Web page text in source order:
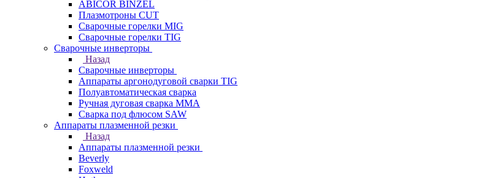
ABICOR BINZEL
Плазмотроны CUT
Сварочные горелки MIG
Сварочные горелки TIG
Сварочные инверторы
Назад
Сварочные инверторы
Аппараты аргонодуговой сварки TIG
Полуавтоматическая сварка
Ручная дуговая сварка MMA
Сварка под флюсом SAW
Аппараты плазменной резки
Назад
Аппараты плазменной резки
Beverly
Foxweld